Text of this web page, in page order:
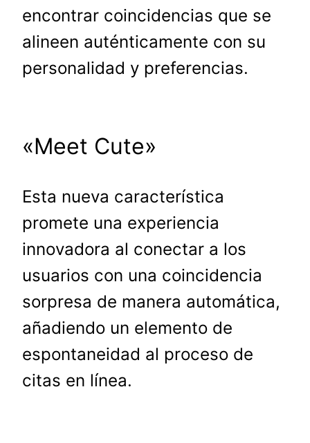
encontrar coincidencias que se
alineen auténticamente con su
personalidad y preferencias.
«Meet Cute»
Esta nueva característica
promete una experiencia
innovadora al conectar a los
usuarios con una coincidencia
sorpresa de manera automática,
añadiendo un elemento de
espontaneidad al proceso de
citas en línea.